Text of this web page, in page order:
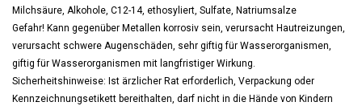
Milchsäure, Alkohole, C12-14, ethosyliert, Sulfate, Natriumsalze
Gefahr! Kann gegenüber Metallen korrosiv sein, verursacht Hautreizungen,
verursacht schwere Augenschäden, sehr giftig für Wasserorganismen,
giftig für Wasserorganismen mit langfristiger Wirkung.
Sicherheitshinweise: Ist ärzlicher Rat erforderlich, Verpackung oder
Kennzeichnungsetikett bereithalten, darf nicht in die Hände von Kindern